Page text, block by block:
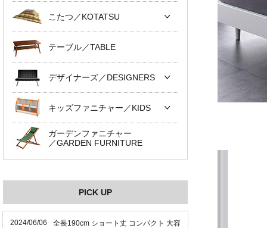
こたつ／KOTATSU
テーブル／TABLE
デザイナーズ／DESIGNERS
キッズファニチャー／KIDS
ガーデンファニチャー
／GARDEN FURNITURE
PICK UP
2024/06/06
全長190cm ショート丈 コンパクト 大容